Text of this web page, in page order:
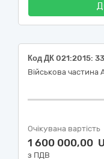
Військова частина
Очікувана вартість
1 600 000,00
з ПДВ